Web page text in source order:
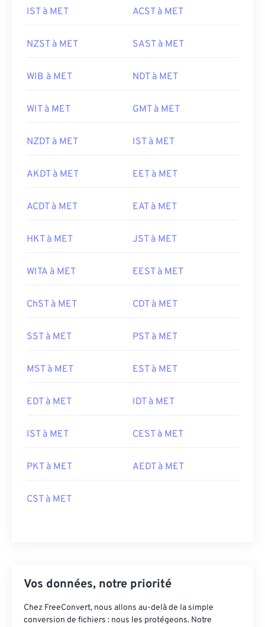
IST à MET ACST à MET
NZST à MET SAST à MET
WIB à MET NDT à MET
WIT à MET GMT à MET
NZDT à MET IST à MET
AKDT à MET EET à MET
ACDT à MET EAT à MET
HKT à MET JST à MET
WITA à MET EEST à MET
ChST à MET CDT à MET
SST à MET PST à MET
MST à MET EST à MET
EDT à MET IDT à MET
IST à MET CEST à MET
PKT à MET AEDT à MET
CST à MET
Vos données, notre priorité
Chez FreeConvert, nous allons au-delà de la simple
conversion de fichiers : nous les protégeons. Notre